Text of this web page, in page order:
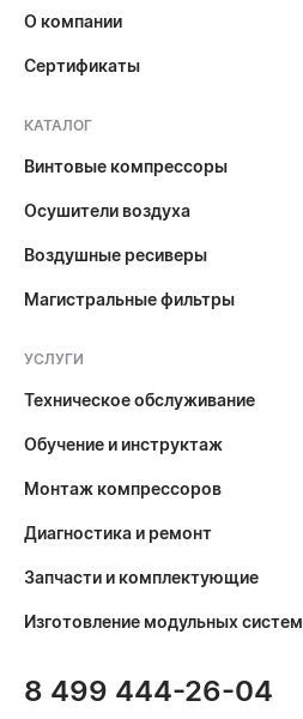
О компании
Сертификаты
КАТАЛОГ
Винтовые компрессоры
Осушители воздуха
Воздушные ресиверы
Магистральные фильтры
УСЛУГИ
Техническое обслуживание
Обучение и инструктаж
Монтаж компрессоров
Диагностика и ремонт
Запчасти и комплектующие
Изготовление модульных систем
8 499 444-26-04